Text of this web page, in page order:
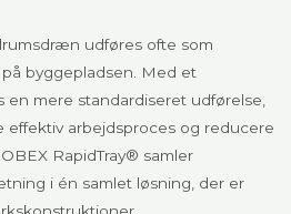
udføres ofte som
byggepladsen. Med et
mere standardiseret udførelse,
effektiv arbejdsproces og reducere
RapidTray® samler
i én samlet løsning, der er